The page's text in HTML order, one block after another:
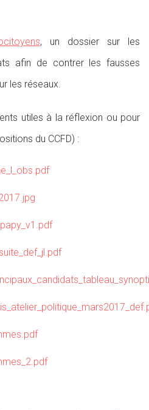
, un dossier sur les
afin de contrer les fausses
les réseaux.
utiles à la réflexion ou pour
du CCFD) :